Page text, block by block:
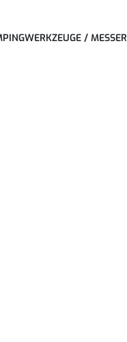
WERKZEUGE / MESSER